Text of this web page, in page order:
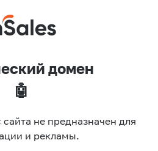
домен
🤖
не предназначен для
и рекламы.